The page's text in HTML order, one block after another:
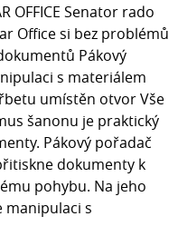
OFFICE Senator rado
Office si bez problémů
Pákový
s materiálem
umístěn otvor Vše
šanonu je praktický
Pákový pořadač
dokumenty k
pohybu. Na jeho
s